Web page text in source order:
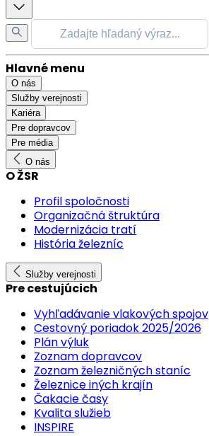
Hlavné menu
O nás
Služby verejnosti
Kariéra
Pre dopravcov
Pre média
O nás
O ŽSR
Profil spoločnosti
Organizačná štruktúra
Modernizácia tratí
História železníc
Služby verejnosti
Pre cestujúcich
Vyhľadávanie vlakových spojov
Cestovný poriadok 2025/2026
Plán výluk
Zoznam dopravcov
Zoznam železničných staníc
Železnice iných krajín
Čakacie časy
Kvalita služieb
INSPIRE